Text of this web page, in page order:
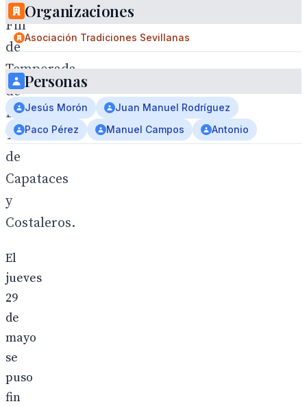
Fin
de
Temporada
de
La
Tertulia
de
Capataces
y
Costaleros.
El
jueves
29
de
mayo
se
puso
fin
Organizaciones
Asociación Tradiciones Sevillanas
Personas
Jesús Morón
Juan Manuel Rodríguez
Paco Pérez
Manuel Campos Antonio